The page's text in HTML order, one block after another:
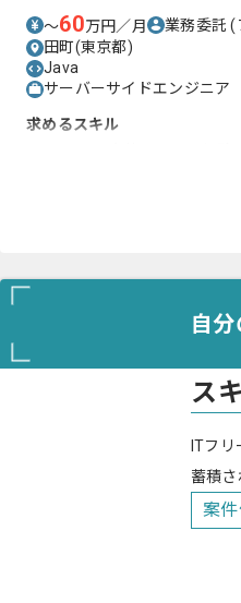
〜60万円／月 業務委託(
田町(東京都)
Java
サーバーサイドエンジニア
求めるスキル
自分
ス
ITフ
蓄積さ
案